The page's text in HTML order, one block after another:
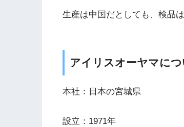
生産は中国だとしても、検品
アイリスオーヤマにつ
本社：日本の宮城県
設立：1971年